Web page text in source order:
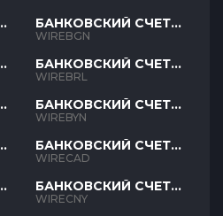
БАНКОВСКИЙ СЧЕТ
BGN
WIREBGN
БАНКОВСКИЙ СЧЕТ
BRL
WIREBRL
БАНКОВСКИЙ СЧЕТ
BYN
WIREBYN
БАНКОВСКИЙ СЧЕТ
CAD
WIRECAD
БАНКОВСКИЙ СЧЕТ
CNY
WIRECNY